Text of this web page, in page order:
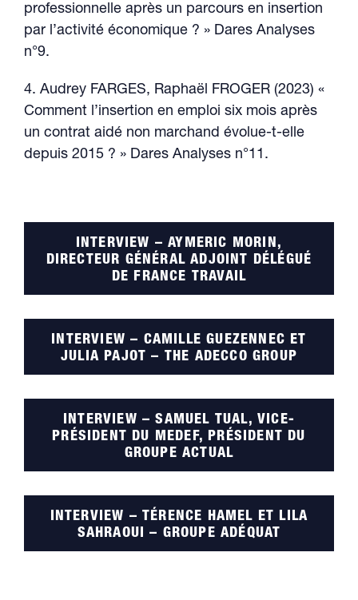
professionnelle après un parcours en insertion
par l’activité économique ? » Dares Analyses
n°9.
4. Audrey FARGES, Raphaël FROGER (2023) «
Comment l’insertion en emploi six mois après
un contrat aidé non marchand évolue-t-elle
depuis 2015 ? » Dares Analyses n°11.
INTERVIEW – AYMERIC MORIN,
DIRECTEUR GÉNÉRAL ADJOINT DÉLÉGUÉ
DE FRANCE TRAVAIL
INTERVIEW – CAMILLE GUEZENNEC ET
JULIA PAJOT – THE ADECCO GROUP
INTERVIEW – SAMUEL TUAL, VICE-
PRÉSIDENT DU MEDEF, PRÉSIDENT DU
GROUPE ACTUAL
INTERVIEW – TÉRENCE HAMEL ET LILA
SAHRAOUI – GROUPE ADÉQUAT